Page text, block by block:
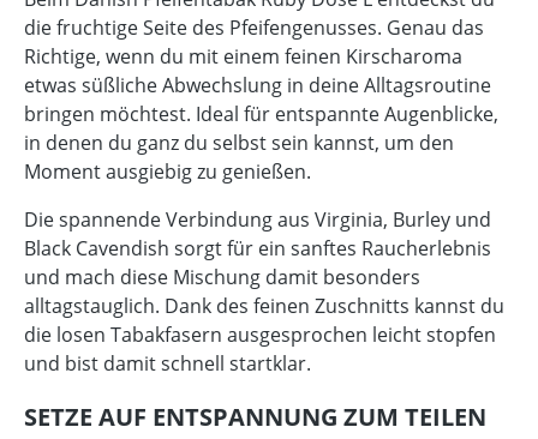
die fruchtige Seite des Pfeifengenusses. Genau das
Richtige, wenn du mit einem feinen Kirscharoma
etwas süßliche Abwechslung in deine Alltagsroutine
bringen möchtest. Ideal für entspannte Augenblicke,
in denen du ganz du selbst sein kannst, um den
Moment ausgiebig zu genießen.
Die spannende Verbindung aus Virginia, Burley und
Black Cavendish sorgt für ein sanftes Raucherlebnis
und mach diese Mischung damit besonders
alltagstauglich. Dank des feinen Zuschnitts kannst du
die losen Tabakfasern ausgesprochen leicht stopfen
und bist damit schnell startklar.
SETZE AUF ENTSPANNUNG ZUM TEILEN